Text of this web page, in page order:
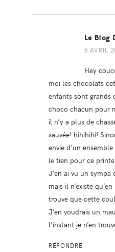
Le Blog
6 AVRIL
Hey
moi les chocolats
enfants sont grands
choco chacun pour
il n’y a plus de
sauvée! hihihihi!
envie d’un
le tien pour ce
J’en ai vu un sympa
mais il n’existe
trouve que cette
J’en voudrais un
l’instant je n’en
RÉPONDRE